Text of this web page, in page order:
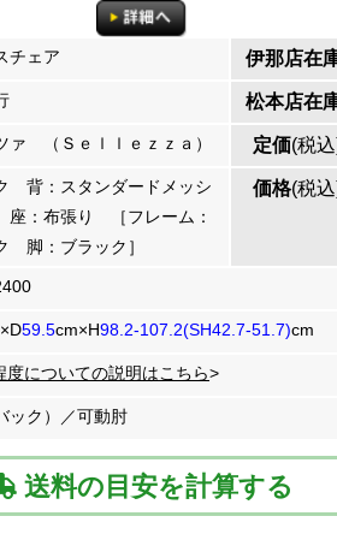
チェア 伊那店在
松本店在
ァ （Ｓｅｌｌｅｚｚａ） 定価(税
背：スタンダードメッシ
座：布張り ［フレーム：
脚：ブラック］
価格(税
59.5cm×H98.2-107.2(SH42.7-51.7)cm
度についての説明はこちら>
ック）／可動肘
送料の目安を計算する